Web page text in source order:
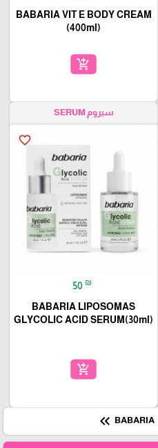
BABARIA VIT E BODY CREAM
(400ml)
add_shopping_cart
سيروم SERUM
favorite_border
50 ₪
BABARIA LIPOSOMAS
GLYCOLIC ACID SERUM(30ml)
add_shopping_cart
BABARIA
keyboard_double_arrow_left